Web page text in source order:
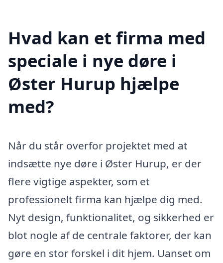
Hvad kan et firma med
speciale i nye døre i
Øster Hurup hjælpe
med?
Når du står overfor projektet med at
indsætte nye døre i Øster Hurup, er der
flere vigtige aspekter, som et
professionelt firma kan hjælpe dig med.
Nyt design, funktionalitet, og sikkerhed er
blot nogle af de centrale faktorer, der kan
gøre en stor forskel i dit hjem. Uanset om